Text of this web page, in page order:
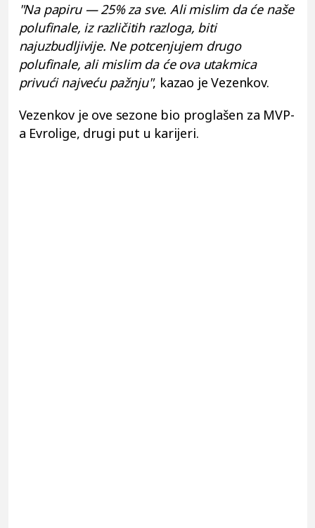
"Na papiru — 25% za sve. Ali mislim da će naše
polufinale, iz različitih razloga, biti
najuzbudljivije. Ne potcenjujem drugo
polufinale, ali mislim da će ova utakmica
privući najveću pažnju", kazao je Vezenkov.
Vezenkov je ove sezone bio proglašen za MVP-
a Evrolige, drugi put u karijeri.